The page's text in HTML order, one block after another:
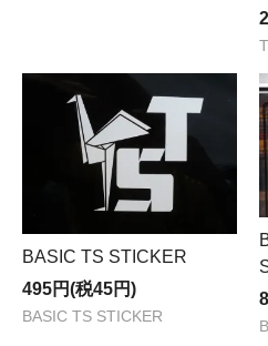
BASIC TS STICKER
495円(税45円)
BASIC TS STICKER